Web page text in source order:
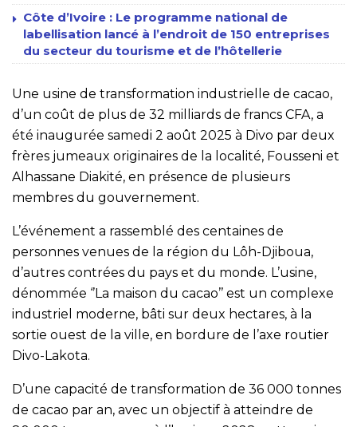
Côte d’Ivoire : Le programme national de
labellisation lancé à l’endroit de 150 entreprises
du secteur du tourisme et de l’hôtellerie
Une usine de transformation industrielle de cacao,
d’un coût de plus de 32 milliards de francs CFA, a
été inaugurée samedi 2 août 2025 à Divo par deux
frères jumeaux originaires de la localité, Fousseni et
Alhassane Diakité, en présence de plusieurs
membres du gouvernement.
L’événement a rassemblé des centaines de
personnes venues de la région du Lôh-Djiboua,
d’autres contrées du pays et du monde. L’usine,
dénommée ‘’La maison du cacao’’ est un complexe
industriel moderne, bâti sur deux hectares, à la
sortie ouest de la ville, en bordure de l’axe routier
Divo-Lakota.
D’une capacité de transformation de 36 000 tonnes
de cacao par an, avec un objectif à atteindre de